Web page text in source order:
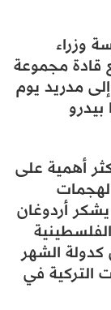
وزراء
قادة مجموعة
مدريد يوم
بيدرو
أهمية على
أردوغان
كدولة الشهر
في